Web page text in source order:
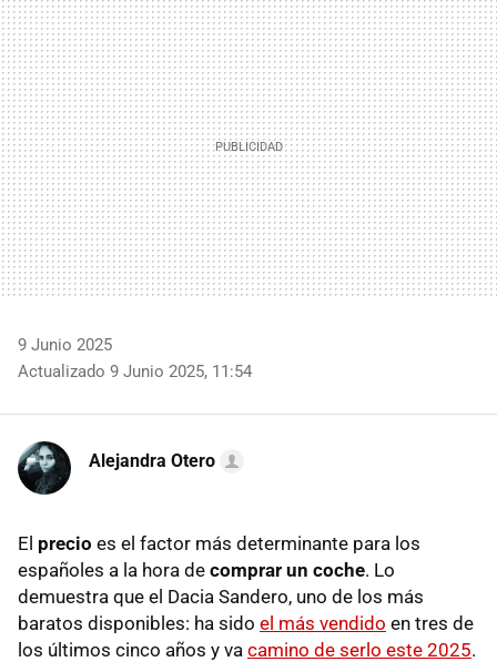
MAIL
9 Junio 2025
Actualizado 9 Junio 2025, 11:54
Alejandra Otero
El precio es el factor más determinante para los
españoles a la hora de comprar un coche. Lo
demuestra que el Dacia Sandero, uno de los más
baratos disponibles: ha sido el más vendido en tres de
los últimos cinco años y va camino de serlo este 2025.